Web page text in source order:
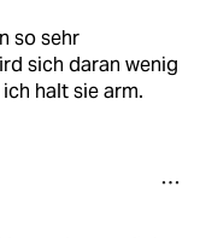
so sehr
sich daran wenig
halt sie arm.